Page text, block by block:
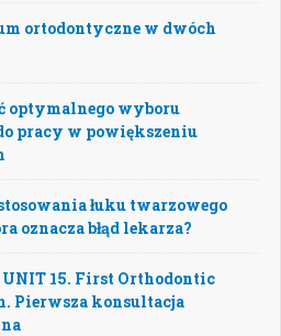
ortodontyczne w dwóch
optymalnego wyboru
pracy w powiększeniu
łuku twarzowego
oznacza błąd lekarza?
15. First Orthodontic
Pierwsza konsultacja